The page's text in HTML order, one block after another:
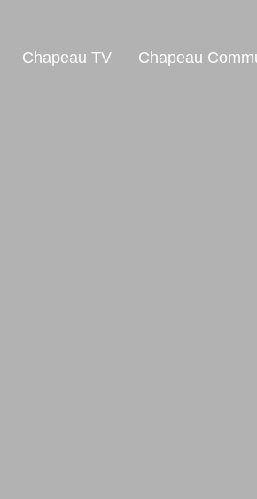
Chapeau TV Chapeau